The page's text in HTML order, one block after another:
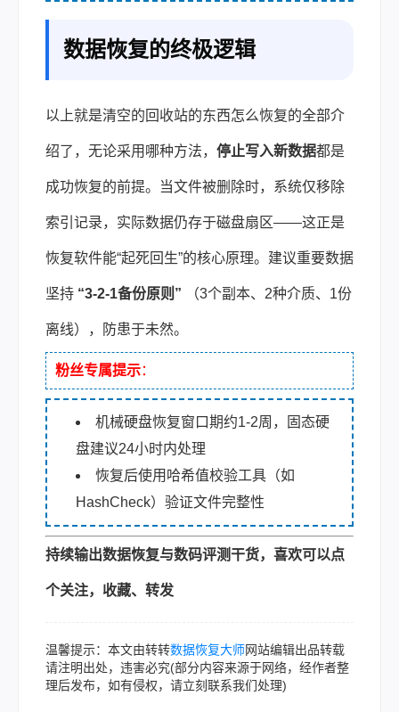
数据恢复的终极逻辑
以上就是清空的回收站的东西怎么恢复的全部介
绍了，无论采用哪种方法， 停止写入新数据都是
成功恢复的前提。当文件被删除时，系统仅移除
索引记录，实际数据仍存于磁盘扇区——这正是
恢复软件能“起死回生”的核心原理。建议重要数据
坚持 “3-2-1备份原则” （3个副本、2种介质、1份
离线），防患于未然。
粉丝专属提示：
机械硬盘恢复窗口期约1-2周，固态硬
盘建议24小时内处理
恢复后使用哈希值校验工具（如
HashCheck）验证文件完整性
持续输出数据恢复与数码评测干货，喜欢可以点
个关注，收藏、转发
温馨提示：本文由转转数据恢复大师网站编辑出品转载
请注明出处，违害必究(部分内容来源于网络，经作者整
理后发布，如有侵权，请立刻联系我们处理)